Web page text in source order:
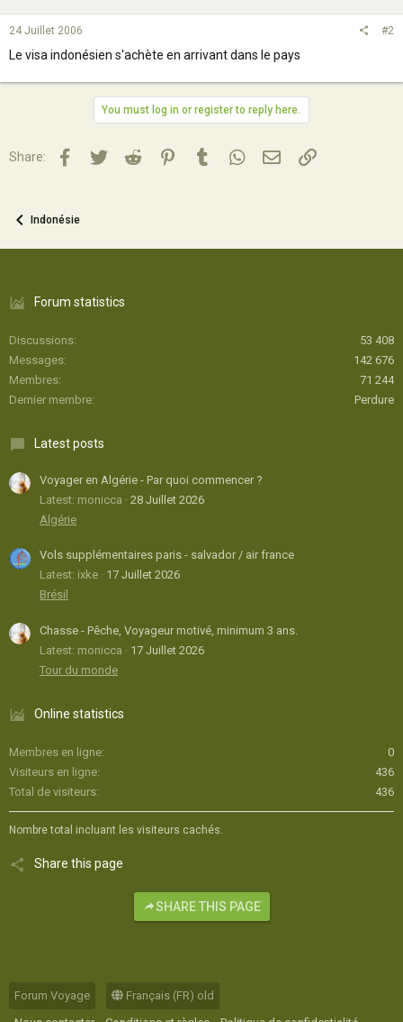
24 Juillet 2006 #2
Le visa indonésien s'achète en arrivant dans le pays
You must log in or register to reply here.
Share: Facebook
TwitterReddit PinterestTumblrWhatsApp
Email Lien
Indonésie
Forum statistics
Discussions
53 408
Messages
142 676
Membres
71 244
Dernier membre
Perdure
Latest posts
Voyager en Algérie - Par quoi commencer ?
Latest: monicca
28 Juillet 2026
Algérie
Vols supplémentaires paris - salvador / air france
Latest: ixke
17 Juillet 2026
Brésil
Chasse - Pêche, Voyageur motivé, minimum 3 ans.
Latest: monicca
17 Juillet 2026
Tour du monde
Online statistics
Membres en ligne
0
Visiteurs en ligne
436
Total de visiteurs
436
Nombre total incluant les visiteurs cachés.
Share this page
SHARE THIS PAGE
Forum Voyage
Français (FR) old